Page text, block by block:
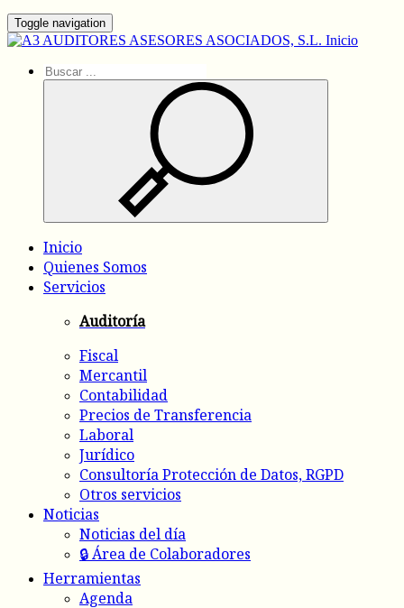
Toggle navigation
Inicio
Inicio
Quienes Somos
Servicios
Auditoría
Fiscal
Mercantil
Contabilidad
Precios de Transferencia
Laboral
Jurídico
Consultoría Protección de Datos, RGPD
Otros servicios
Noticias
Noticias del día
🔒 Área de Colaboradores
Herramientas
Agenda